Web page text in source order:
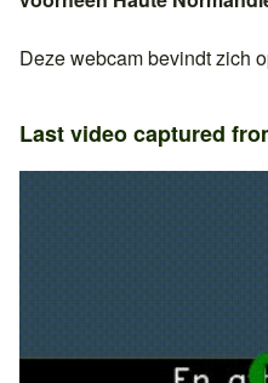
Deze webcam bevindt zich
Last video captured